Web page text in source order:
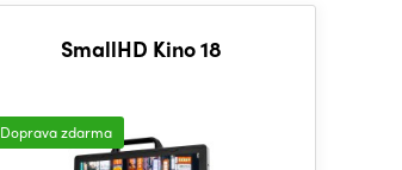
SmallHD Kino 18
Doprava zdarma